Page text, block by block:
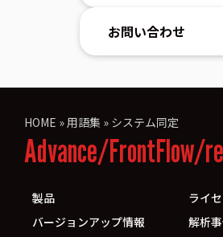
お問い合わせ
HOME »用語集 » システム同定
Advance/FrontFlow/
製品
ライ
バージョンアップ情報
解析